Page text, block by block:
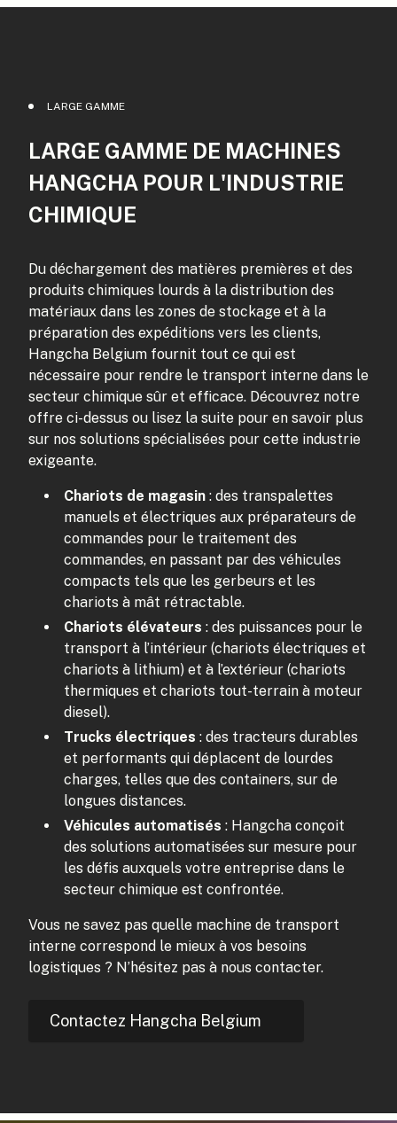
LARGE GAMME
LARGE GAMME DE MACHINES
HANGCHA POUR L'INDUSTRIE
CHIMIQUE
Du déchargement des matières premières et des
produits chimiques lourds à la distribution des
matériaux dans les zones de stockage et à la
préparation des expéditions vers les clients,
Hangcha Belgium fournit tout ce qui est
nécessaire pour rendre le transport interne dans le
secteur chimique sûr et efficace. Découvrez notre
offre ci-dessus ou lisez la suite pour en savoir plus
sur nos solutions spécialisées pour cette industrie
exigeante.
Chariots de magasin: des transpalettes
manuels et électriques aux préparateurs de
commandes pour le traitement des
commandes, en passant par des véhicules
compacts tels que les gerbeurs et les
chariots à mât rétractable.
Chariots élévateurs : des puissances pour le
transport à l’intérieur (chariots électriques et
chariots à lithium) et à l’extérieur (chariots
thermiques et chariots tout-terrain à moteur
diesel).
Trucks électriques : des tracteurs durables
et performants qui déplacent de lourdes
charges, telles que des containers, sur de
longues distances.
Véhicules automatisés : Hangcha conçoit
des solutions automatisées sur mesure pour
les défis auxquels votre entreprise dans le
secteur chimique est confrontée.
Vous ne savez pas quelle machine de transport
interne correspond le mieux à vos besoins
logistiques ? N’hésitez pas à nous contacter.
Contactez Hangcha Belgium